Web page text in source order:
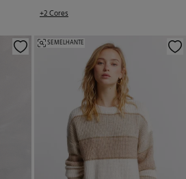
+2 Cores
SEMELHANTE